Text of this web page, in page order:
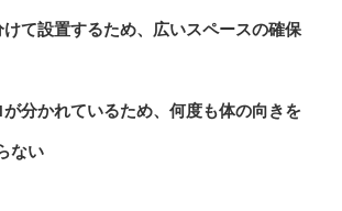
て設置するため、広いスペースの確保
分かれているため、何度も体の向きを
ない